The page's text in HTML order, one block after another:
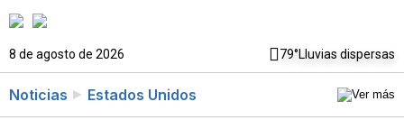
8 de agosto de 2026 79°Lluvias dispersas
Noticias Estados Unidos